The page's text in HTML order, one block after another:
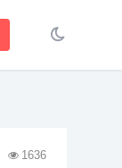
1636